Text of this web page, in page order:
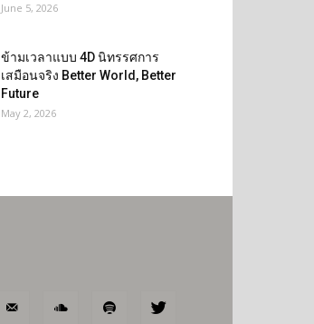
June 5, 2026
ข้ามเวลาแบบ 4D นิทรรศการ
เสมือนจริง Better World, Better
Future
May 2, 2026